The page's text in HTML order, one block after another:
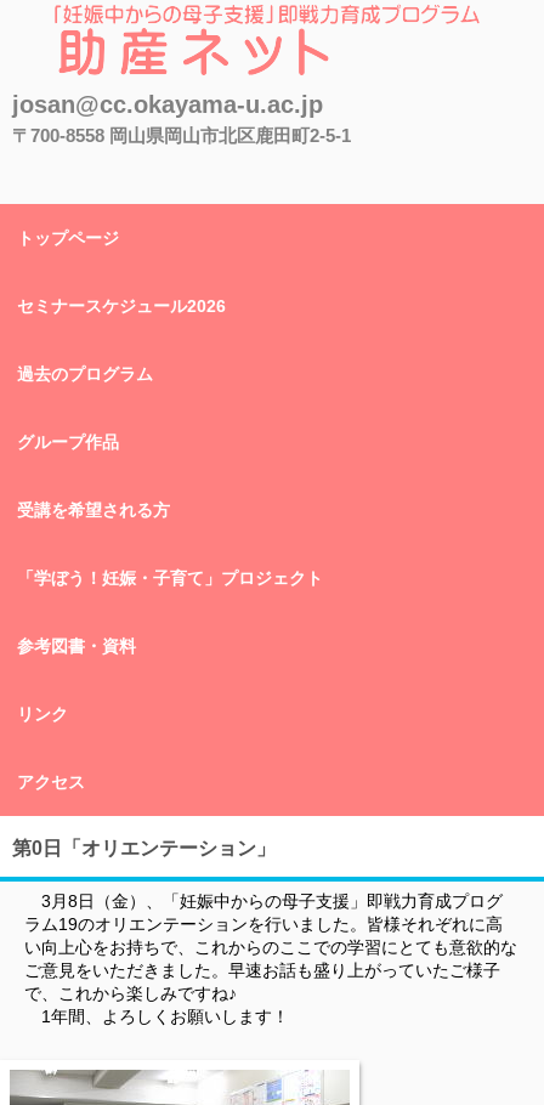
助産ネット
josan@cc.okayama-u.ac.jp
〒700-8558 岡山県岡山市北区鹿田町2-5-1
トップページ
セミナースケジュール2026
過去のプログラム
グループ作品
受講を希望される方
「学ぼう！妊娠・子育て」プロジェクト
参考図書・資料
リンク
アクセス
第0日「オリエンテーション」
3月8日（金）、「妊娠中からの母子支援」即戦力育成プログ
ラム19のオリエンテーションを行いました。皆様それぞれに高
い向上心をお持ちで、これからのここでの学習にとても意欲的な
ご意見をいただきました。早速お話も盛り上がっていたご様子
で、これから楽しみですね♪
1年間、よろしくお願いします！